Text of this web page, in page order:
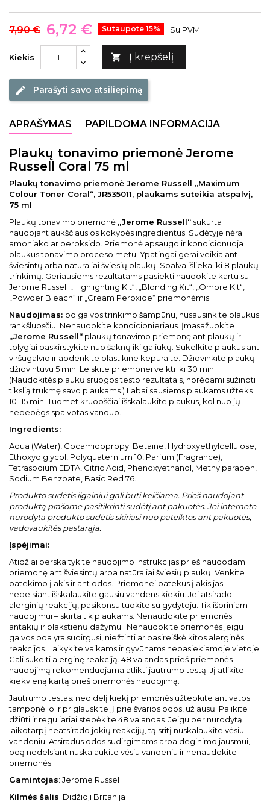
7,90 € 6,72 € Sutaupote 15% Su PVM
Kiekis  Į krepšelį
edit Parašyti savo atsiliepimą
APRAŠYMAS PAPILDOMA INFORMACIJA
Plaukų tonavimo priemonė Jerome
Russell Coral 75 ml
Plaukų tonavimo priemonė Jerome Russell „Maximum
Colour Toner Coral“, JR535011, plaukams suteikia atspalvį,
75 ml
Plaukų tonavimo priemonė „Jerome Russell“ sukurta
naudojant aukščiausios kokybės ingredientus. Sudėtyje nėra
amoniako ar peroksido. Priemonė apsaugo ir kondicionuoja
plaukus tonavimo proceso metu. Ypatingai gerai veikia ant
šviesintų arba natūraliai šviesių plaukų. Spalva išlieka iki 8 plaukų
trinkimų. Geriausiems rezultatams pasiekti naudokite kartu su
Jerome Russell „Highlighting Kit“, „Blonding Kit“, „Ombre Kit“,
„Powder Bleach“ ir „Cream Peroxide“ priemonėmis.
Naudojimas: po galvos trinkimo šampūnu, nusausinkite plaukus
rankšluosčiu. Nenaudokite kondicionieriaus. Įmasažuokite
„Jerome Russell“ plaukų tonavimo priemonę ant plaukų ir
tolygiai paskirstykite nuo šaknų iki galiukų. Sukelkite plaukus ant
viršugalvio ir apdenkite plastikine kepuraite. Džiovinkite plaukų
džiovintuvu 5 min. Leiskite priemonei veikti iki 30 min.
(Naudokitės plaukų sruogos testo rezultatais, norėdami sužinoti
tikslią trukmę savo plaukams.) Labai sausiems plaukams užteks
10–15 min. Tuomet kruopščiai išskalaukite plaukus, kol nuo jų
nebebėgs spalvotas vanduo.
Ingredients:
Aqua (Water), Cocamidopropyl Betaine, Hydroxyethylcellulose,
Ethoxydiglycol, Polyquaternium 10, Parfum (Fragrance),
Tetrasodium EDTA, Citric Acid, Phenoxyethanol, Methylparaben,
Sodium Benzoate, Basic Red 76.
Produkto sudėtis ilgainiui gali būti keičiama. Prieš naudojant
produktą prašome pasitikrinti sudėtį ant pakuotės. Jei internete
nurodyta produkto sudėtis skiriasi nuo pateiktos ant pakuotės,
vadovaukitės pastarąja.
Įspėjimai:
Atidžiai perskaitykite naudojimo instrukcijas prieš naudodami
priemonę ant šviesintų arba natūraliai šviesių plaukų. Venkite
patekimo į akis ir ant odos. Priemonei patekus į akis jas
nedelsiant išskalaukite gausiu vandens kiekiu. Jei atsirado
alerginių reakcijų, pasikonsultuokite su gydytoju. Tik išoriniam
naudojimui – skirta tik plaukams. Nenaudokite priemonės
antakių ir blakstienų dažymui. Nenaudokite priemonės jeigu
galvos oda yra sudirgusi, niežtinti ar pasireiškė kitos alerginės
reakcijos. Laikykite vaikams ir gyvūnams nepasiekiamoje vietoje.
Gali sukelti alerginę reakciją. 48 valandas prieš priemonės
naudojimą rekomenduojama atlikti jautrumo testą. Jį atlikite
kiekvieną kartą prieš priemonės naudojimą.
Jautrumo testas: nedidelį kiekį priemonės užtepkite ant vatos
tamponėlio ir priglauskite jį prie švarios odos, už ausų. Palikite
džiūti ir reguliariai stebėkite 48 valandas. Jeigu per nurodytą
laikotarpį neatsirado jokių reakcijų, tą sritį nuskalaukite vėsiu
vandeniu. Atsiradus odos sudirgimams arba deginimo jausmui,
odą nedelsiant nuskalaukite vėsiu vandeniu ir nenaudokite
priemonės.
Gamintojas: Jerome Russel
Kilmės šalis: Didžioji Britanija